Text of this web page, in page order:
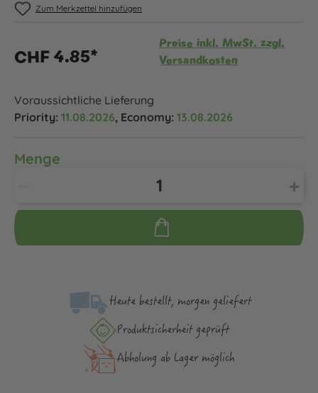
Zum Merkzettel hinzufügen
CHF 4.85*
Preise inkl. MwSt. zzgl.
Versandkosten
Voraussichtliche Lieferung
Priority: 11.08.2026, Economy: 13.08.2026
Menge
Heute bestellt, morgen geliefert
Produktsicher­heit geprüft
Abholung ab Lager möglich